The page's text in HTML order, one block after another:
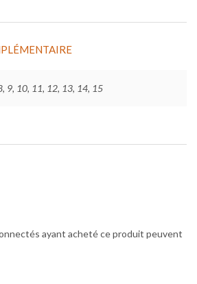
9, 10, 11, 12, 13, 14, 15
ayant acheté ce produit peuvent